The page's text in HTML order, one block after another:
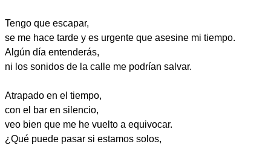
Tengo que escapar,
se me hace tarde y es urgente que asesine mi tiempo.
Algún día entenderás,
ni los sonidos de la calle me podrían salvar.
Atrapado en el tiempo,
con el bar en silencio,
veo bien que me he vuelto a equivocar.
¿Qué puede pasar si estamos solos,